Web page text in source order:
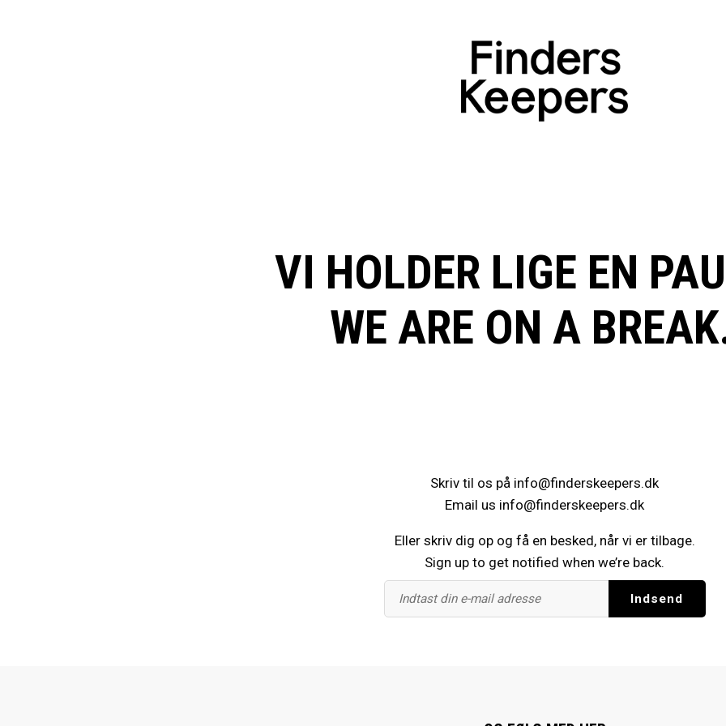
VI HOLDER LIGE EN
WE ARE ON A
Skriv til os på info@finderskeepers.dk
Email us info@finderskeepers.dk
Eller skriv dig op og få en besked, når vi er tilbage.
Sign up to get notified when we’re back.